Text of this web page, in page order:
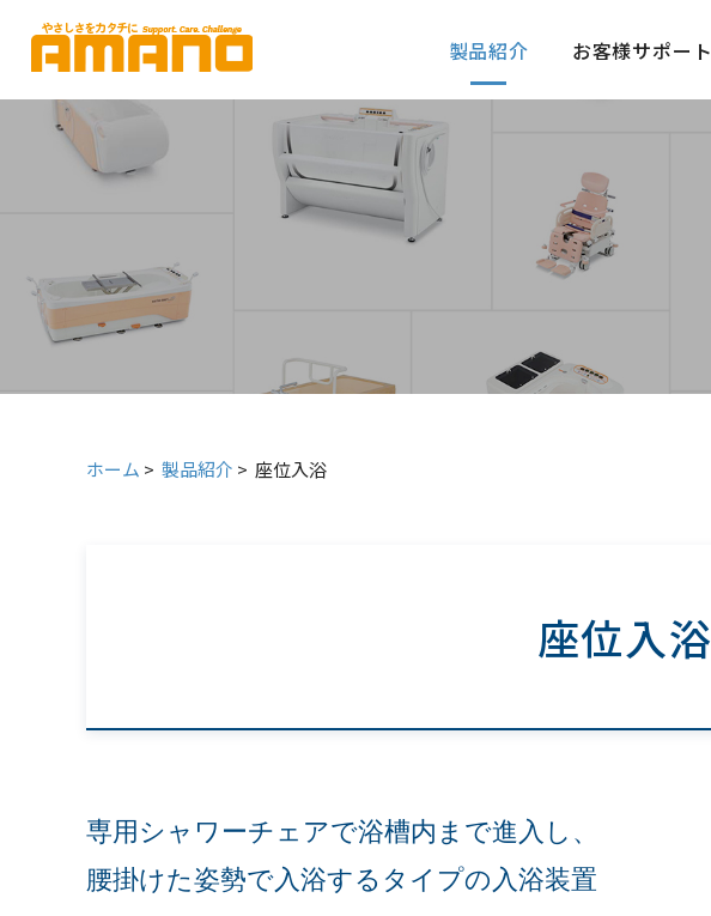
バ
ル
ー
製品紹介 お客様サポート
ホーム > 製品紹介 > 座位入浴
座位入浴
専用シャワーチェアで浴槽内まで進入し、
腰掛けた姿勢で入浴するタイプの入浴装置